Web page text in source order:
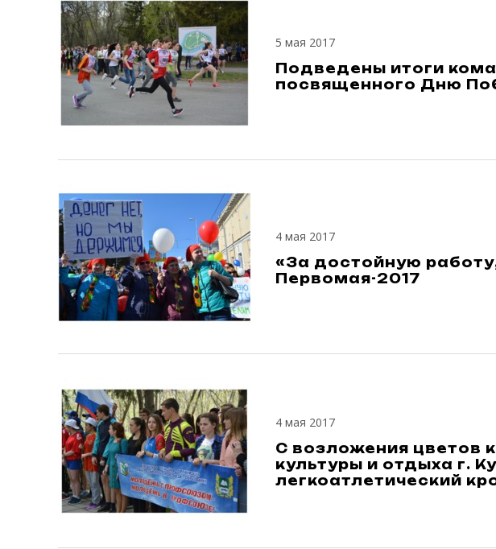
5 мая 2017
Подведены итоги
посвященного Дню
4 мая 2017
«За достойную
Первомая-2017
4 мая 2017
С возложения цветов
культуры и отдыха г.
легкоатлетический